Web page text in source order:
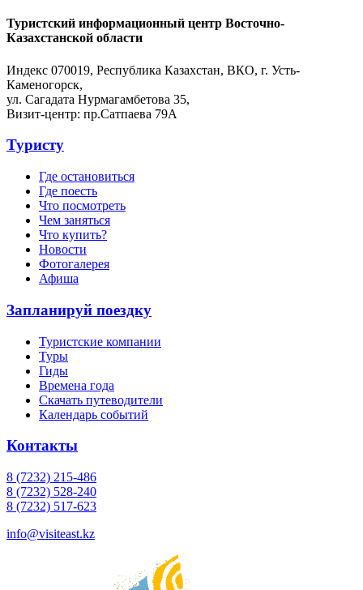
Туристский информационный центр Восточно-
Казахстанской области
Индекс 070019, Республика Казахстан, ВКО, г. Усть-
Каменогорск,
ул. Сагадата Нурмагамбетова 35,
Визит-центр: пр.Сатпаева 79А
Туристу
Где остановиться
Где поесть
Что посмотреть
Чем заняться
Что купить?
Новости
Фотогалерея
Афиша
Запланируй поездку
Туристские компании
Туры
Гиды
Времена года
Скачать путеводители
Календарь событий
Контакты
8 (7232) 215-486
8 (7232) 528-240
8 (7232) 517-623
info@visiteast.kz